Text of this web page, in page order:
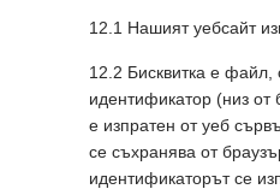
12.1 Нашият уебсайт
12.2 Бисквитка е
идентификатор (низ от
е изпратен от уеб
се съхранява от
идентификаторът се